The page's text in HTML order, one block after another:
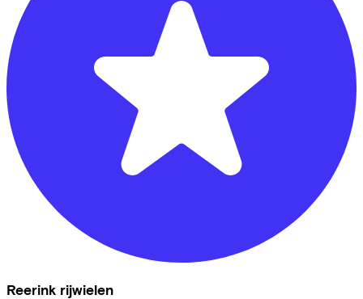
Reerink rijwielen